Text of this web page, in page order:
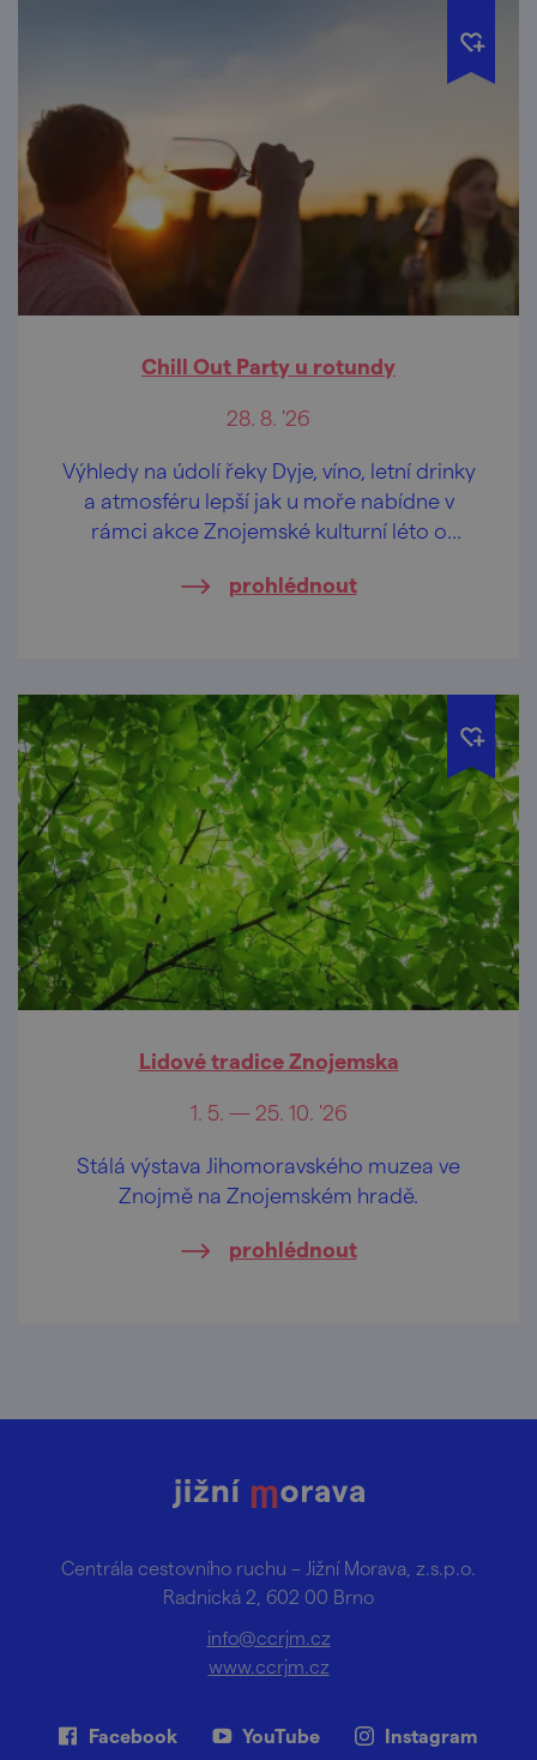
Chill Out Party u rotundy
28. 8. '26
Výhledy na údolí řeky Dyje, víno, letní drinky
a atmosféru lepší jak u moře nabídne v
rámci akce Znojemské kulturní léto o
u rotundy sv. Kateřiny v historickém centru
prohlédnout
Lidové tradice Znojemska
1. 5. — 25. 10. '26
Stálá výstava Jihomoravského muzea ve
Znojmě na Znojemském hradě.
prohlédnout
Centrála cestovního ruchu – Jižní Morava, z.s.p.o.
Radnická 2, 602 00 Brno
info@ccrjm.cz
www.ccrjm.cz
Facebook YouTube Instagram